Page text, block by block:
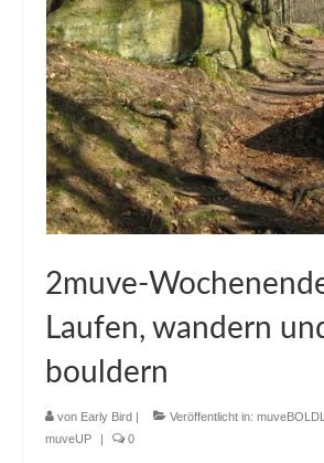
2muve-
Laufen, wandern
bouldern
von Early Bird Veröffentlicht in:
muveUP
0